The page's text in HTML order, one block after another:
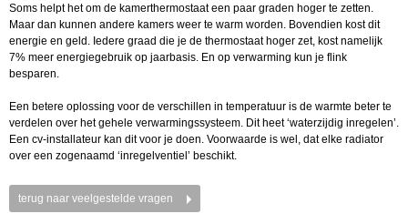
Soms helpt het om de kamerthermostaat een paar graden hoger te zetten.
Maar dan kunnen andere kamers weer te warm worden. Bovendien kost dit
energie en geld. Iedere graad die je de thermostaat hoger zet, kost namelijk
7% meer energiegebruik op jaarbasis. En op verwarming kun je flink
besparen.
Een betere oplossing voor de verschillen in temperatuur is de warmte beter te
verdelen over het gehele verwarmingssysteem. Dit heet ‘waterzijdig inregelen’.
Een cv-installateur kan dit voor je doen. Voorwaarde is wel, dat elke radiator
over een zogenaamd ‘inregelventiel’ beschikt.
terug naar veelgestelde vragen